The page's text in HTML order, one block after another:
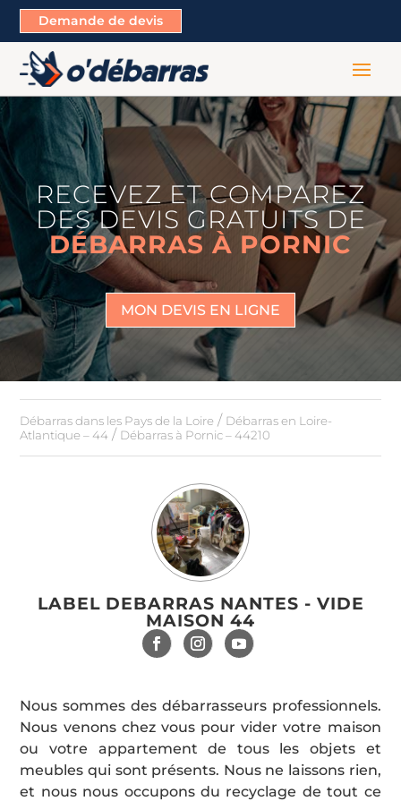
Demande de devis
RECEVEZ ET COMPAREZ
DES DEVIS GRATUITS DE
DÉBARRAS À PORNIC
MON DEVIS EN LIGNE
Débarras dans les Pays de la Loire / Débarras en Loire-
Atlantique – 44 / Débarras à Pornic – 44210
LABEL DEBARRAS NANTES - VIDE
MAISON 44
Nous sommes des débarrasseurs professionnels.
Nous venons chez vous pour vider votre maison
ou votre appartement de tous les objets et
meubles qui sont présents. Nous ne laissons rien,
et nous nous occupons du recyclage de tout ce